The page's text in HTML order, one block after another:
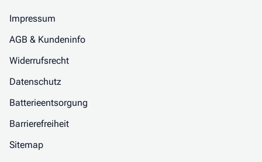
Impressum
AGB & Kundeninfo
Widerrufsrecht
Datenschutz
Batterieentsorgung
Barrierefreiheit
Sitemap